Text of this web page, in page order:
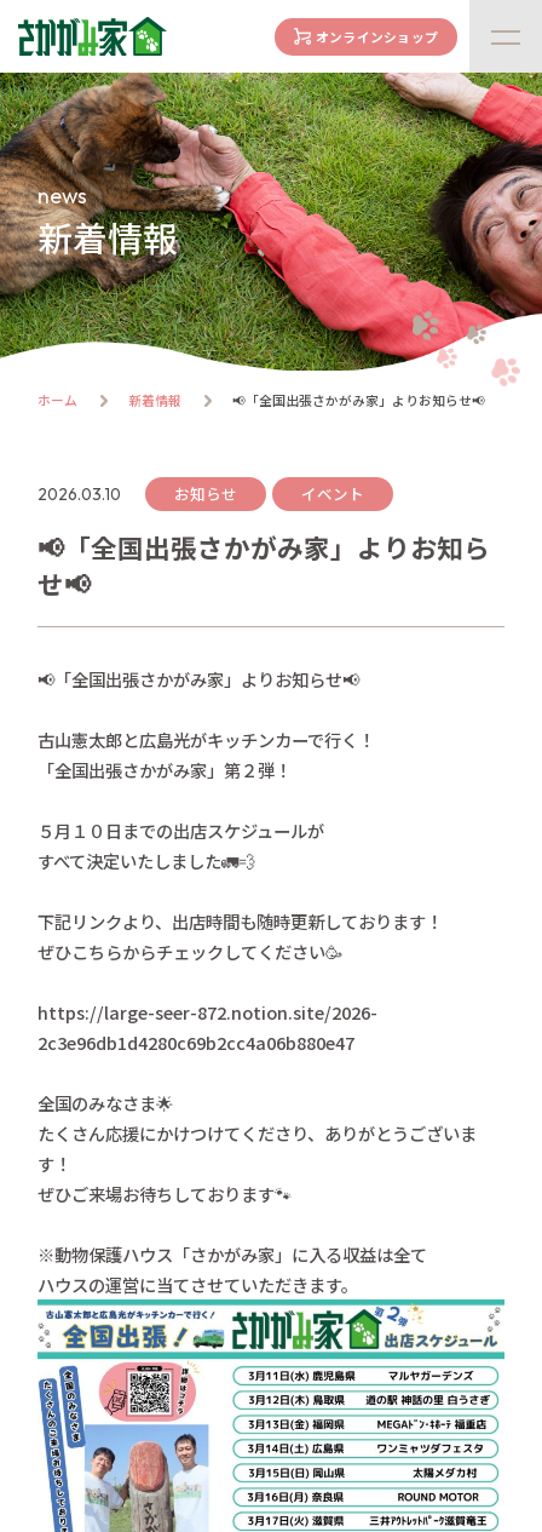
concept
さかがみ家の想い
family
家族になる前に
dogs
わんわん一覧
cats
にゃんにゃん一覧
譲渡までの流れ
ハウス紹介
online store
さかがみ家おすすめグッズ
新着情報
contact
プライバシーポリシー
オンラインショップ
news
新着情報
ホーム 新着情報 📢「全国出張さかがみ家」よりお知らせ📢
2026.03.10 お知らせ イベント
📢「全国出張さかがみ家」よりお知ら
せ📢
📢「全国出張さかがみ家」よりお知らせ📢
古山憲太郎と広島光がキッチンカーで行く！
「全国出張さかがみ家」第２弾！
５月１０日までの出店スケジュールが
すべて決定いたしました🚛💨
下記リンクより、出店時間も随時更新しております！
ぜひこちらからチェックしてください🥳
https://large-seer-872.notion.site/2026-
2c3e96db1d4280c69b2cc4a06b880e47
全国のみなさま🌟
たくさん応援にかけつけてくださり、ありがとうございま
す！
ぜひご来場お待ちしております🐾
※動物保護ハウス「さかがみ家」に入る収益は全て
ハウスの運営に当てさせていただきます。